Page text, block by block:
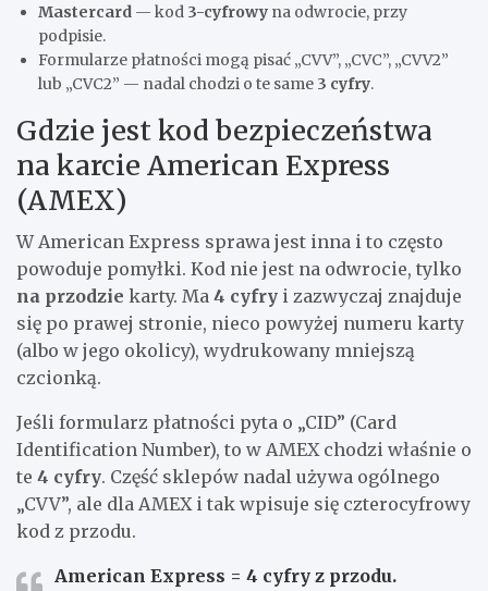
Mastercard — kod 3-cyfrowy na odwrocie, przy
podpisie.
Formularze płatności mogą pisać „CVV”, „CVC”, „CVV2”
lub „CVC2” — nadal chodzi o te same 3 cyfry.
Gdzie jest kod bezpieczeństwa
na karcie American Express
(AMEX)
W American Express sprawa jest inna i to często
powoduje pomyłki. Kod nie jest na odwrocie, tylko
na przodzie karty. Ma 4 cyfry i zazwyczaj znajduje
się po prawej stronie, nieco powyżej numeru karty
(albo w jego okolicy), wydrukowany mniejszą
czcionką.
Jeśli formularz płatności pyta o „CID” (Card
Identification Number), to w AMEX chodzi właśnie o
te 4 cyfry. Część sklepów nadal używa ogólnego
„CVV”, ale dla AMEX i tak wpisuje się czterocyfrowy
kod z przodu.
American Express = 4 cyfry z przodu.